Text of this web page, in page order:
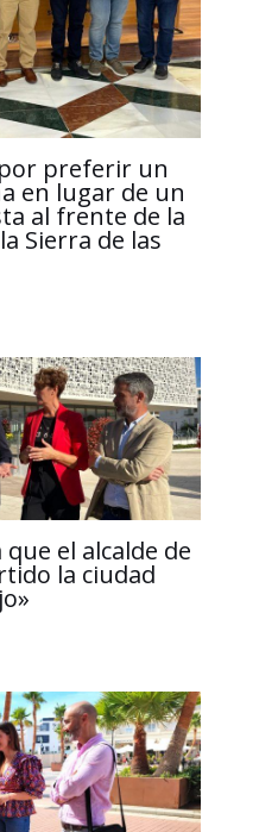
por preferir un
en lugar de un
al frente de la
Sierra de las
el alcalde de
la ciudad